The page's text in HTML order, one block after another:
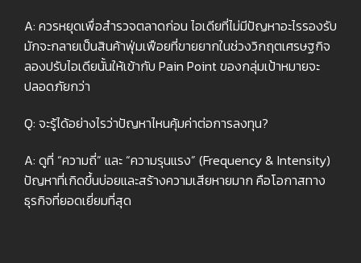
A: ควรหยุดเพื่อสำรวจตลาดก่อน ไอเดียที่ไม่มีปัญหาอะไรรองรับ
มักจะกลายเป็นสินค้าฟุ่มเฟือยที่ขายยากในช่วงวิกฤตเศรษฐกิจ
ลองปรับไอเดียนั้นให้เข้ากับ Pain Point ของกลุ่มเป้าหมายจะ
ปลอดภัยกว่า
Q: จะรู้ได้อย่างไรว่าปัญหาไหนคุ้มค่าต่อการลงทุน?
A: ดูที่ “ความถี่” และ “ความรุนแรง” (Frequency & Intensity)
ปัญหาที่เกิดขึ้นบ่อยและสร้างความเสียหายมาก คือโอกาสทาง
ธุรกิจที่ยอดเยี่ยมที่สุด